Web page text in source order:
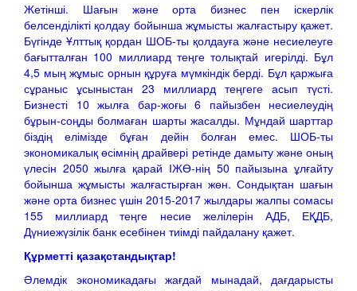
Жетінші. Шағын және орта бизнес пен іскерлік
белсенділікті қолдау бойынша жұмысты жалғастыру қажет.
Бүгінде Ұлттық қордан ШОБ-ты қолдауға және несиелеуге
бағытталған 100 миллиард теңге толықтай игерілді. Бұл
4,5 мың жұмыс орнын құруға мүмкіндік берді. Бұл қаржыға
сұраныс ұсыныстан 23 миллиард теңгеге асып түсті.
Бизнесті 10 жылға бар-жоғы 6 пайызбен несиелеудің
бұрын-соңды болмаған шарты жасалды. Мұндай шарттар
біздің елімізде бұған дейін болған емес. ШОБ-ты
экономикалық өсімнің драйвері ретінде дамыту және оның
үлесін 2050 жылға қарай ІЖӨ-нің 50 пайызына ұлғайту
бойынша жұмысты жалғастырған жөн. Сондықтан шағын
және орта бизнес үшін 2015-2017 жылдары жалпы сомасы
155 миллиард теңге несие желілерін АДБ, ЕҚДБ,
Дүниежүзілік банк есебінен тиімді пайдалану қажет.
Құрметті қазақстандықтар!
Әлемдік экономикадағы жағдай мынадай, дағдарысты